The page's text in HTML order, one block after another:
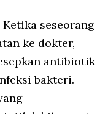
Ketika seseorang
ke dokter,
antibiotik
bakteri.